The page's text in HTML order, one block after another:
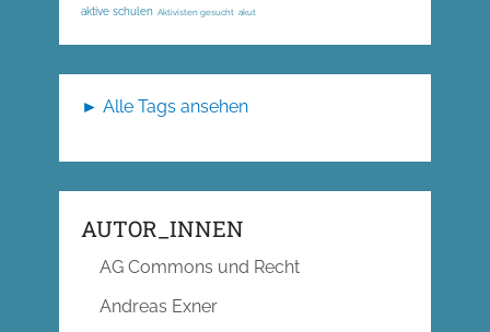
aktive schulen Aktivisten gesucht akut
► Alle Tags ansehen
AUTOR_INNEN
AG Commons und Recht
Andreas Exner